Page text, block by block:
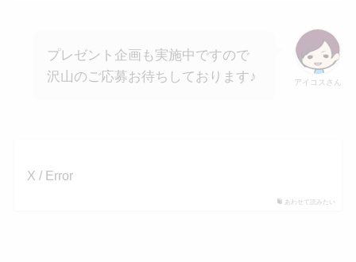
アイコスさん
プレゼント企画も実施中ですので
沢山のご応募お待ちしております♪
あわせて読みたい
X / Error